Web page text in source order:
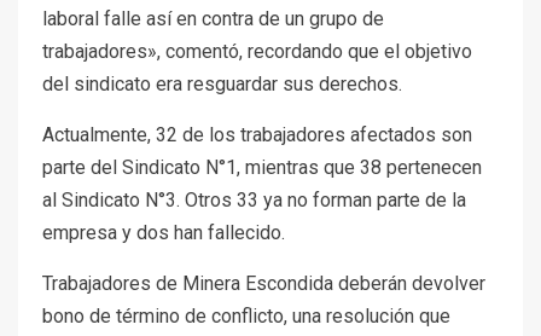
laboral falle así en contra de un grupo de
trabajadores», comentó, recordando que el objetivo
del sindicato era resguardar sus derechos.
Actualmente, 32 de los trabajadores afectados son
parte del Sindicato N°1, mientras que 38 pertenecen
al Sindicato N°3. Otros 33 ya no forman parte de la
empresa y dos han fallecido.
Trabajadores de Minera Escondida deberán devolver
bono de término de conflicto, una resolución que